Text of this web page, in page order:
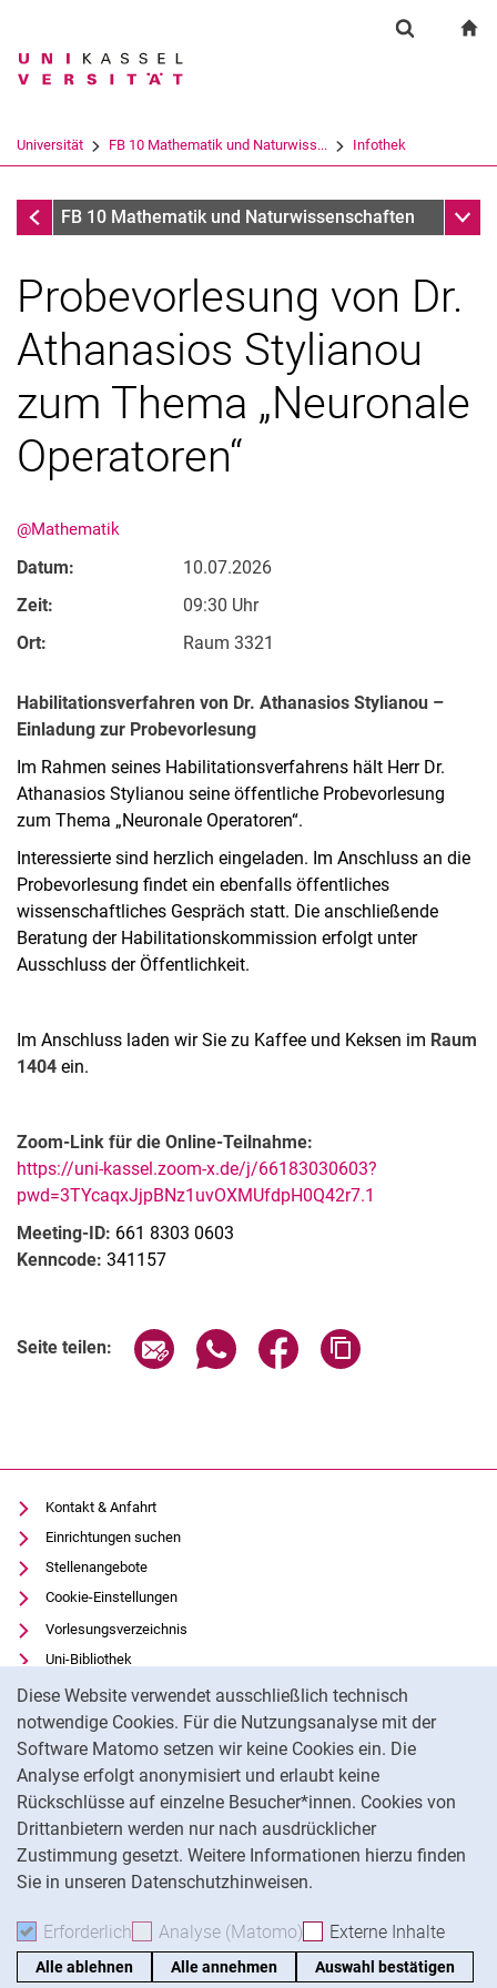
Springe direkt zu: Inhalt
Springe direkt zu: Suche
Springe direkt zu:
Diese Website verwendet ausschließlich technisch
notwendige Cookies. Für die Nutzungsanalyse mit der
Software Matomo setzen wir keine Cookies ein. Die
Analyse erfolgt anonymisiert und erlaubt keine
Rückschlüsse auf einzelne Besucher*innen. Cookies von
Drittanbietern werden nur nach ausdrücklicher
Zustimmung gesetzt. Weitere Informationen hierzu finden
Sie in unseren Datenschutzhinweisen.
Erforderlich Erforderliche Cookies akzeptieren
Analyse (Matomo) Analyse-Cookies
Externe Inhalte
Alle ablehnen Alle annehmen Auswahl bestätigen
Suchbegriff
Suchen (öffnet externen Link in einem
Universität FB 10 Mathematik und Naturwiss... Infothek
InfothekFB 10 Mathematik und Naturwissenschaften
Probevorlesung von Dr.
Athanasios Stylianou
zum Thema „Neuronale
Operatoren“
@Mathematik
Datum:
10.07.2026
Zeit:
09:30 Uhr
Ort:
Raum 3321
Habilitationsverfahren von Dr. Athanasios Stylianou –
Einladung zur Probevorlesung
Im Rahmen seines Habilitationsverfahrens hält Herr Dr.
Athanasios Stylianou seine öffentliche Probevorlesung
zum Thema „Neuronale Operatoren“.
Interessierte sind herzlich eingeladen. Im Anschluss an die
Probevorlesung findet ein ebenfalls öffentliches
wissenschaftliches Gespräch statt. Die anschließende
Beratung der Habilitationskommission erfolgt unter
Ausschluss der Öffentlichkeit.
Im Anschluss laden wir Sie zu Kaffee und Keksen im Raum
1404 ein.
Zoom-Link für die Online-Teilnahme:
https://uni-kassel.zoom-x.de/j/66183030603?
pwd=3TYcaqxJjpBNz1uvOXMUfdpH0Q42r7.1
Meeting-ID: 661 8303 0603
Kenncode: 341157
Seite teilen: Seite über E-Mail teilen
Seite über WhatsApp teilen
Seite über Facebook
Kontakt & Anfahrt
Einrichtungen suchen
Stellenangebote
Cookie-Einstellungen
Vorlesungsverzeichnis
Uni-Bibliothek
Moodle
Panopto
Datenschutz
Barrierefreiheit
Transparenter KI-Einsatz